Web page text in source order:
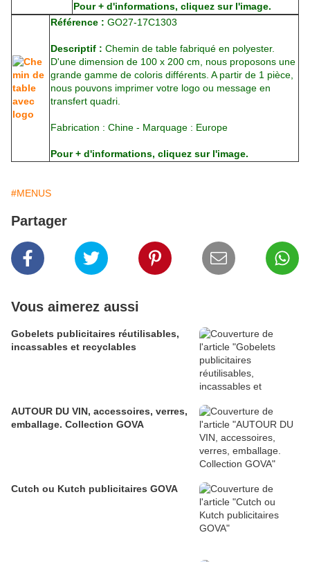
Pour + d'informations, cliquez sur l'image.
Référence : GO27-17C1303
Descriptif : Chemin de table fabriqué en polyester.
D'une dimension de 100 x 200 cm, nous proposons une
grande gamme de coloris différents. A partir de 1 pièce,
nous pouvons imprimer votre logo ou message en
transfert quadri.
Fabrication : Chine - Marquage : Europe
Pour + d'informations, cliquez sur l'image.
#MENUS
Partager
Vous aimerez aussi
Gobelets publicitaires réutilisables,
incassables et recyclables
AUTOUR DU VIN, accessoires, verres,
emballage. Collection GOVA
Cutch ou Kutch publicitaires GOVA